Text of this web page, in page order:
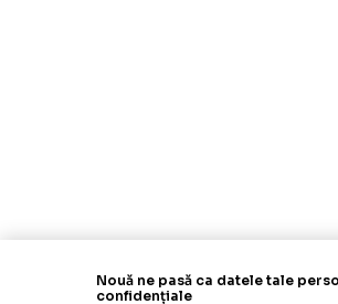
Nouă ne pasă ca datele tale
confidențiale